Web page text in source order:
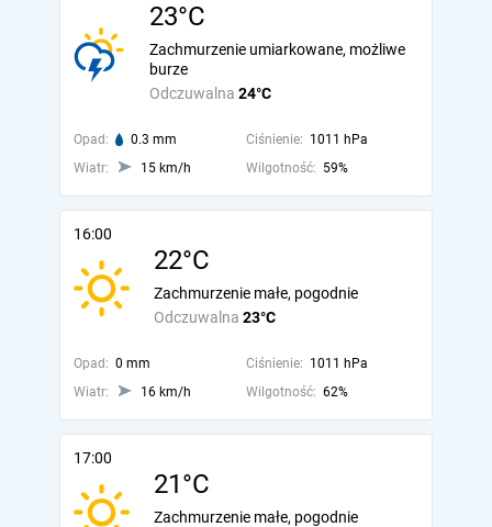
23°C
Odczuwalna 24°C
Zachmurzenie umiarkowane, możliwe
burze
Opad: 0.3 mm Ciśnienie: 1011 hPa
Wiatr:
15 km/h Wilgotność: 59%
16:00
22°C
Odczuwalna 23°C
Zachmurzenie małe, pogodnie
Opad: 0 mm Ciśnienie: 1011 hPa
Wiatr:
16 km/h Wilgotność: 62%
17:00
21°C
Zachmurzenie małe, pogodnie